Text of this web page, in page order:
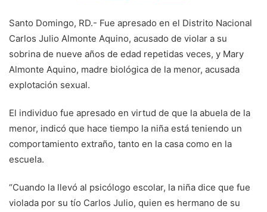
Santo Domingo, RD.- Fue apresado en el Distrito Nacional
Carlos Julio Almonte Aquino, acusado de violar a su
sobrina de nueve años de edad repetidas veces, y Mary
Almonte Aquino, madre biológica de la menor, acusada
explotación sexual.
El individuo fue apresado en virtud de que la abuela de la
menor, indicó que hace tiempo la niña está teniendo un
comportamiento extraño, tanto en la casa como en la
escuela.
“Cuando la llevó al psicólogo escolar, la niña dice que fue
violada por su tío Carlos Julio, quien es hermano de su